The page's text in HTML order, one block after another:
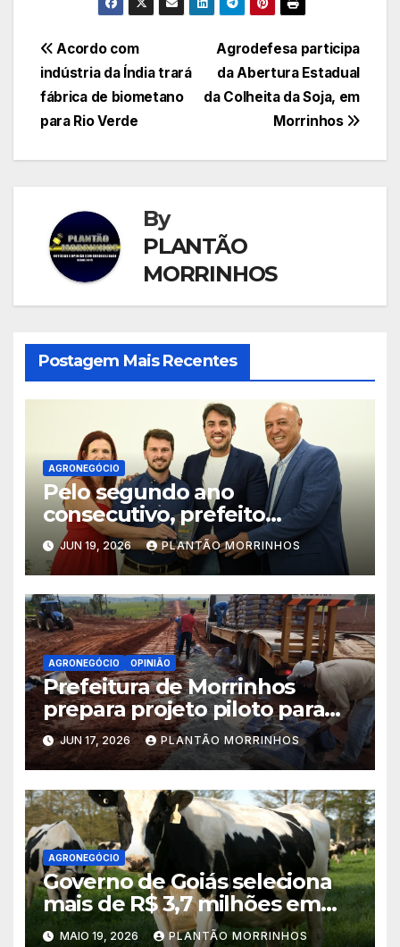
Navegação
de
Post
Agrodefesa participa
da Abertura Estadual
da Colheita da Soja, em
Morrinhos
Acordo com
indústria da Índia trará
fábrica de biometano
para Rio Verde
By
PLANTÃO
MORRINHOS
Postagem Mais Recentes
AGRONEGÓCIO
Pelo segundo ano
consecutivo, prefeito
Maycllyn Carreiro recebe
Prêmio Prefeito Amigo da
Agricultura Familiar
JUN 19, 2026 PLANTÃO MORRINHOS
AGRONEGÓCIO OPINIÃO
Prefeitura de Morrinhos
prepara projeto piloto para
aplicação de solo-cimento em
estradas vicinais
JUN 17, 2026 PLANTÃO MORRINHOS
AGRONEGÓCIO
Governo de Goiás seleciona
mais de R$ 3,7 milhões em
propostas no PAA Leite 2026
MAIO 19, 2026 PLANTÃO MORRINHOS